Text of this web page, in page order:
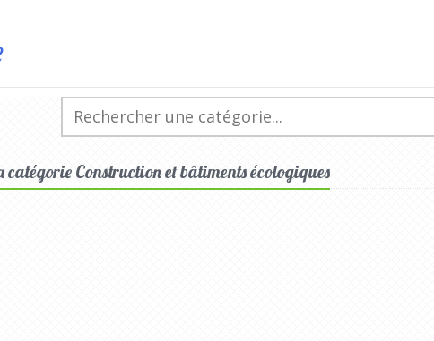
catégorie Construction et bâtiments écologiques